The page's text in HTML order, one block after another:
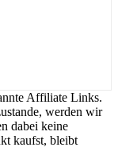
Affiliate Links.
werden wir
dabei keine
kaufst, bleibt